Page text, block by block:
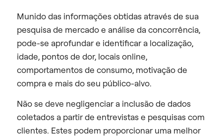
Munido das informações obtidas através de sua
pesquisa de mercado e análise da concorrência,
pode-se aprofundar e identificar a localização,
idade, pontos de dor, locais online,
comportamentos de consumo, motivação de
compra e mais do seu público-alvo.
Não se deve negligenciar a inclusão de dados
coletados a partir de entrevistas e pesquisas com
clientes. Estes podem proporcionar uma melhor